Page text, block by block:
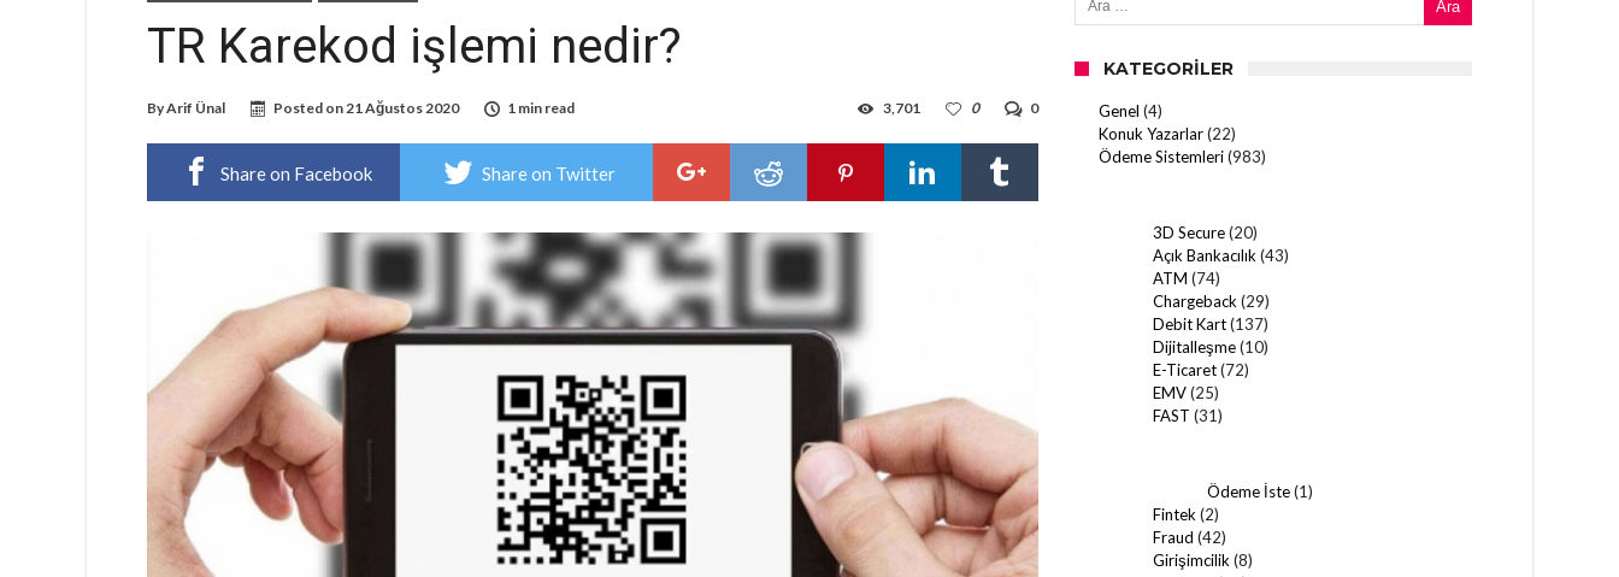
TR Karekod işlemi nedir?
ByArif Ünal Posted on21 Ağustos 2020 1 min read 0
0
3,701
Share on Facebook Share on Twitter
KATEGORILER
Genel (4)
Konuk Yazarlar(22)
Ödeme Sistemleri(983)
3D Secure(20)
Açık Bankacılık (43)
ATM (74)
Chargeback (29)
Debit Kart(137)
Dijitalleşme(10)
E-Ticaret(72)
EMV(25)
FAST (31)
Ödeme İste(1)
Fintek (2)
Fraud (42)
Girişimcilik (8)